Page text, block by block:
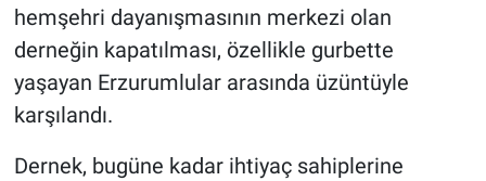
hemşehri dayanışmasının merkezi olan
derneğin kapatılması, özellikle gurbette
yaşayan Erzurumlular arasında üzüntüyle
karşılandı.
Dernek, bugüne kadar ihtiyaç sahiplerine